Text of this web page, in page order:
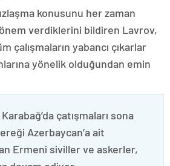
konusunu her zaman
verdiklerini bildiren Lavrov,
çalışmaların yabancı çıkarlar
yönelik olduğundan emin
çatışmaları sona
Azerbaycan’a ait
Ermeni siviller ve askerler,